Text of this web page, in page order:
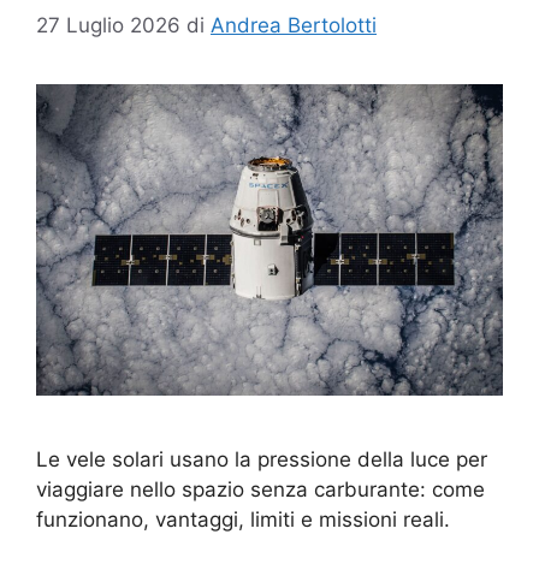
27 Luglio 2026 di Andrea Bertolotti
Le vele solari usano la pressione della luce per
viaggiare nello spazio senza carburante: come
funzionano, vantaggi, limiti e missioni reali.